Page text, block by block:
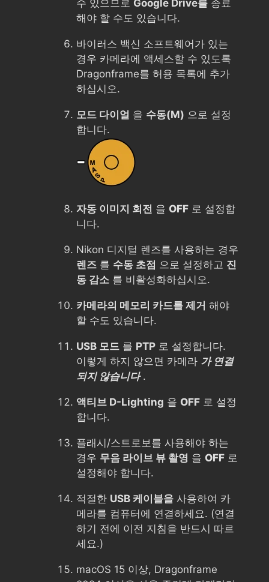
수 있으므로 Google Drive를 종료
해야 할 수도 있습니다.
바이러스 백신 소프트웨어가 있는
경우 카메라에 액세스할 수 있도록
Dragonframe를 허용 목록에 추가
하십시오.
모드 다이얼 을 수동(M) 으로 설정
합니다.
자동 이미지 회전 을 OFF 로 설정합
니다.
Nikon 디지털 렌즈를 사용하는 경우
렌즈 를 수동 초점 으로 설정하고 진
동 감소 를 비활성화하십시오.
카메라의 메모리 카드를 제거 해야
할 수도 있습니다.
USB 모드 를 PTP 로 설정합니다.
이렇게 하지 않으면 카메라 가 연결
되지 않습니다.
액티브 D-Lighting 을 OFF 로 설정
합니다.
플래시/스트로보를 사용해야 하는
경우 무음 라이브 뷰 촬영 을 OFF 로
설정해야 합니다.
적절한 USB 케이블을 사용하여 카
메라를 컴퓨터에 연결하세요. (연결
하기 전에 이전 지침을 반드시 따르
세요.)
macOS 15 이상, Dragonframe